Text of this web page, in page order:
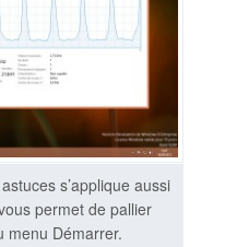
s’applique aussi
permet de pallier
menu Démarrer.